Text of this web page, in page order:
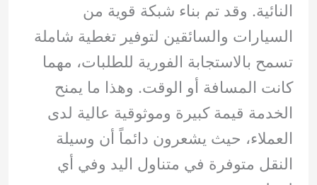
النائية. وقد تم بناء شبكة قوية من
السيارات والسائقين لتوفير تغطية شاملة
تسمح بالاستجابة الفورية للطلبات، مهما
كانت المسافة أو الوقت. وهذا ما يمنح
الخدمة قيمة كبيرة وموثوقية عالية لدى
العملاء، حيث يشعرون دائماً أن وسيلة
النقل متوفرة في متناول اليد وفي أي